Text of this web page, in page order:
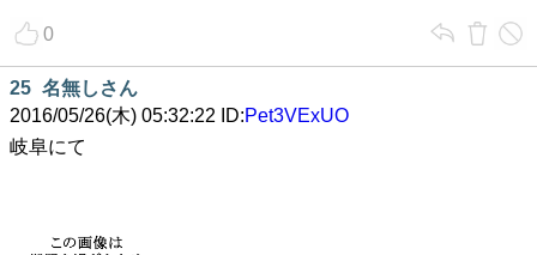
0
25 名無しさん
2016/05/26(木) 05:32:22 ID:Pet3VExUO
岐阜にて